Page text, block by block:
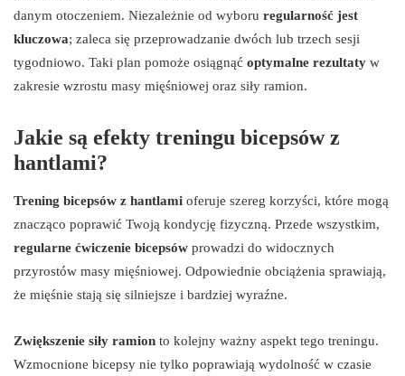
danym otoczeniem. Niezależnie od wyboru regularność jest
kluczowa; zaleca się przeprowadzanie dwóch lub trzech sesji
tygodniowo. Taki plan pomoże osiągnąć optymalne rezultaty w
zakresie wzrostu masy mięśniowej oraz siły ramion.
Jakie są efekty treningu bicepsów z
hantlami?
Trening bicepsów z hantlami oferuje szereg korzyści, które mogą
znacząco poprawić Twoją kondycję fizyczną. Przede wszystkim,
regularne ćwiczenie bicepsów prowadzi do widocznych
przyrostów masy mięśniowej. Odpowiednie obciążenia sprawiają,
że mięśnie stają się silniejsze i bardziej wyraźne.
Zwiększenie siły ramion to kolejny ważny aspekt tego treningu.
Wzmocnione bicepsy nie tylko poprawiają wydolność w czasie